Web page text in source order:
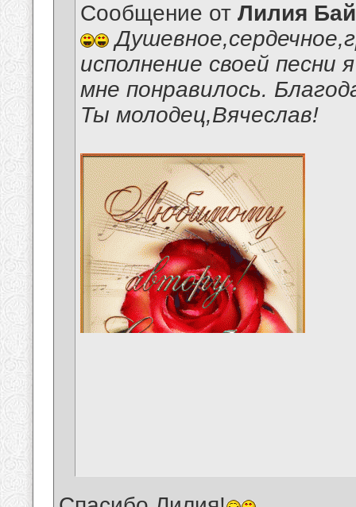
Сообщение от Лилия
исполнение своей песни
мне понравилось.
Ты молодец,Вячеслав!